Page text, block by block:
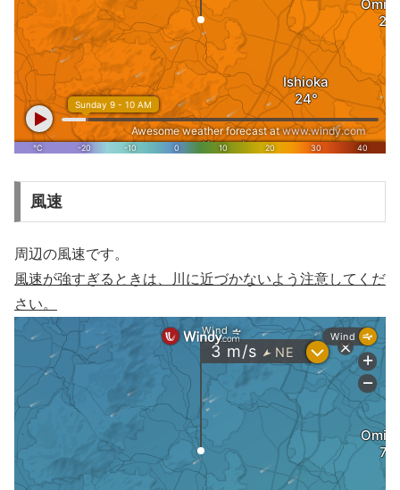
風速
周辺の風速です。
風速が強すぎるときは、川に近づかないよう注意してくだ
さい。